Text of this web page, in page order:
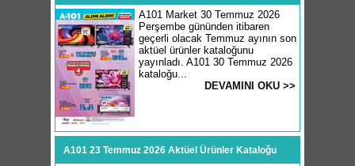
A101 Market 30 Temmuz 2026
Perşembe gününden itibaren
geçerli olacak Temmuz ayının son
aktüel ürünler kataloğunu
yayınladı. A101 30 Temmuz 2026
kataloğu...
DEVAMINI OKU >>
A101 23 Temmuz 2026 Aktüel Ürünler Kataloğu